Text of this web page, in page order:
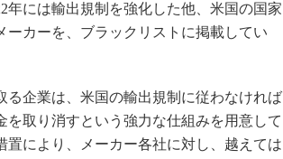
には輸出規制を強化した他、米国の国家
カーを、ブラックリストに掲載してい
る企業は、米国の輸出規制に従わなければ
取り消すという強力な仕組みを用意して
により、メーカー各社に対し、越えては